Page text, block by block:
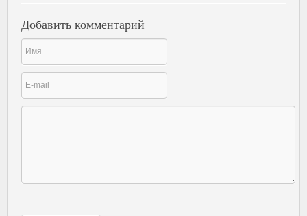
Добавить комментарий